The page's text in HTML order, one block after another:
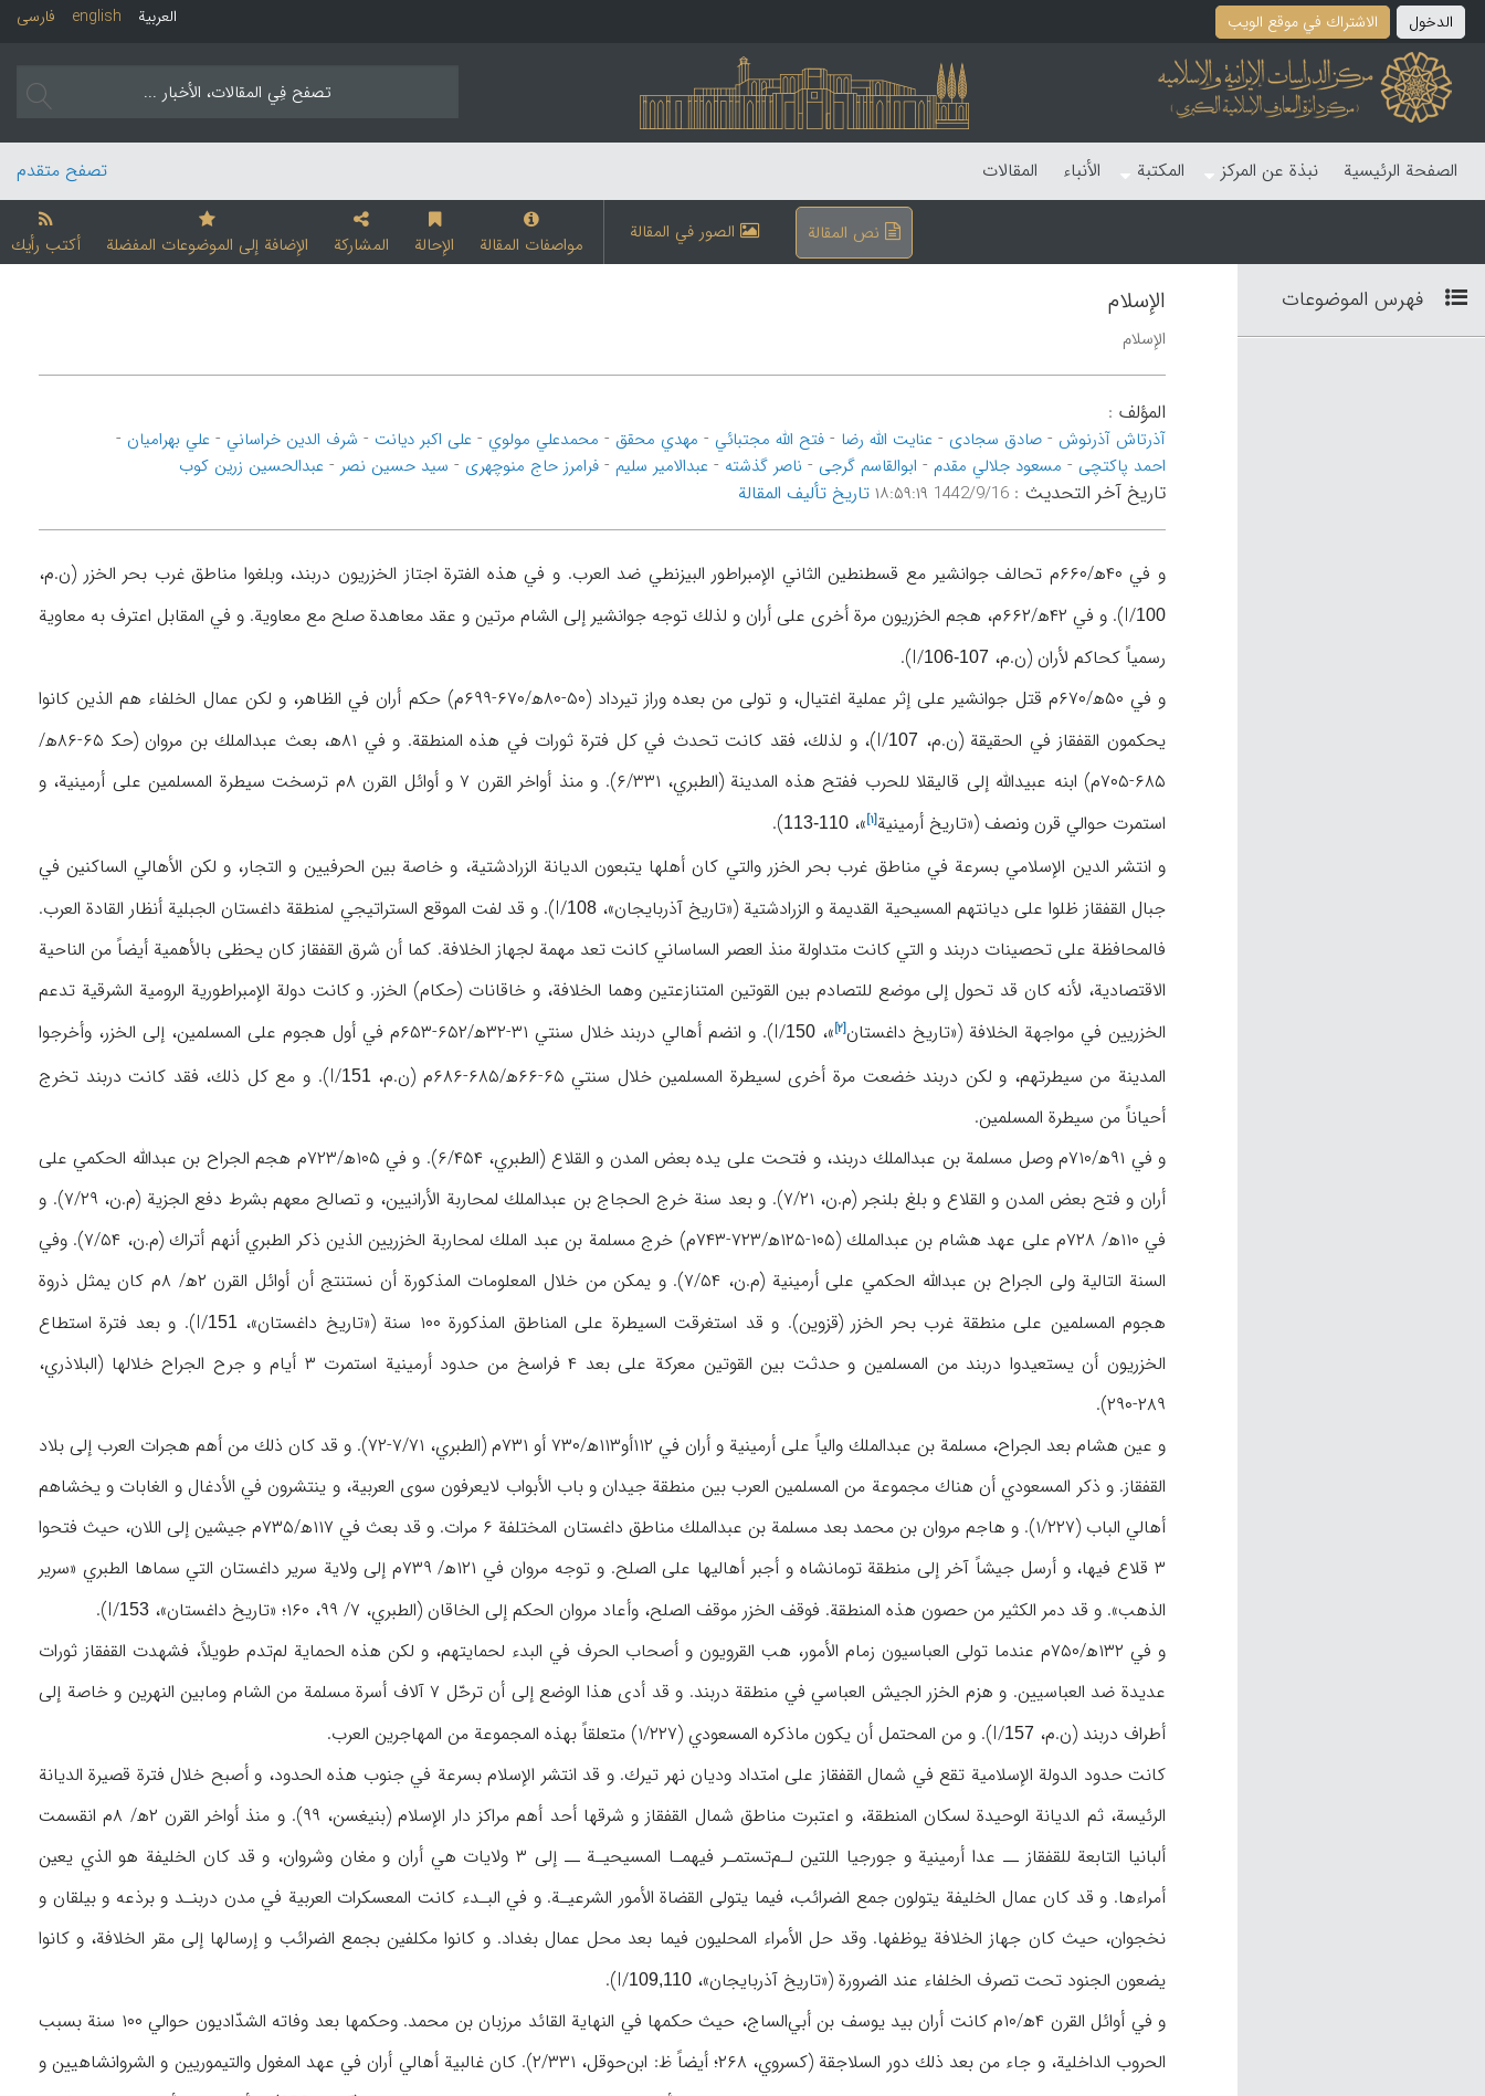
الدخول الاشتراك في موقع الویب فارسی english العربیة
الصفحة الرئیسیة نبذة عن المرکز المکتبة الأنباء المقالات تصفح متقدم
نص المقالة الصور في المقالة مواصفات المقالة الإحالة المشارکة الإضافة إلی الموضوعات المفضلة أکتب رأیك
فهرس الموضوعات الإسلام
الإسلام
المؤلف :
آذرتاش آذرنوش -صادق سجادی -عنایت الله رضا -فتح الله مجتبائي - مهدي محقق - محمدعلي مولوي -علی اکبر دیانت - شرف الدین خراساني -علي بهرامیان -
احمد پاکتچی - مسعود جلالي مقدم - ابوالقاسم گرجی - ناصر گذشته -عبدالامیر سلیم -فرامرز حاج منوچهری - سید حسین نصر -عبدالحسین زرین کوب
تاریخ آخر التحدیث :1442/9/16 ۱۸:۵۹:۱۹ تاریخ تألیف المقالة
و في ۴۰ه‍/۶۶۰م تحالف جوانشير مع قسطنطين الثاني الإمبراطور البيزنطي ضد العرب. و في هذه الفترة اجتاز الخزريون دربند، وبلغوا مناطق غرب بحر الخزر (ن.م،
I/100
). و في ۴۲ه‍/۶۶۲م، هجم الخزريون مرة أخرى على أران و لذلك توجه جوانشير إلى الشام مرتين و عقد معاهدة صلح مع معاوية. و في المقابل اعترف به معاوية
رسمياً كحاكم لأران (ن.م، I/ 106-107
).
و في ۵۰ه‍/۶۷۰م قتل جوانشير على إثر عملية اغتيال، و تولى من بعده وراز تيرداد (۵۰-۸۰ه‍/۶۷۰-۶۹۹م) حكم أران في الظاهر، و لكن عمال الخلفاء هم الذين كانوا
يحكمون القفقاز في الحقيقة (ن.م، I/ 107
)، و لذلك، فقد كانت تحدث في كل فترة ثورات في هذه المنطقة. و في ۸۱ه‍، بعث عبدالملك بن مروان (حك‍ ۶۵-۸۶ه‍/
۶۸۵-۷۰۵م) ابنه عبيدالله إلى قاليقلا للحرب ففتح هذه المدينة (الطبري، ۶/۳۳۱). و منذ أواخر القرن ۷ و أوائل القرن ۸م ترسخت سيطرة المسلمين على أرمينية، و
استمرت حوالي قرن ونصف («تاريخ أرمينية[۱] »،110-113
).
و انتشر الدين الإسلامي بسرعة في مناطق غرب بحر الخزر والتي كان أهلها يتبعون الديانة الزرادشتية، و خاصة بين الحرفيين و التجار، و لكن الأهالي الساكنين في
جبال القفقاز ظلوا على ديانتهم المسيحية القديمة و الزرادشتية («تاريخ آذربايجان»، I/ 108
). و قد لفت الموقع الستراتيجي لمنطقة داغستان الجبلية أنظار القادة العرب.
فالمحافظة على تحصينات دربند و التي كانت متداولة منذ العصر الساساني كانت تعد مهمة لجهاز الخلافة. كما أن شرق القفقاز كان يحظى بالأهمية أيضاً من الناحية
الاقتصادية، لأنه كان قد تحول إلى موضع للتصادم بين القوتين المتنازعتين وهما الخلافة، و خاقانات (حكام) الخزر. و كانت دولة الإمبراطورية الرومية الشرقية تدعم
الخزريين في مواجهة الخلافة («تاريخ داغستان[۲] »، I/ 150
). و انضم أهالي دربند خلال سنتي ۳۱-۳۲ه‍/۶۵۲-۶۵۳م في أول هجوم على المسلمين، إلى الخزر، وأخرجوا
المدينة من سيطرتهم، و لكن دربند خضعت مرة أخرى لسيطرة المسلمين خلال سنتي ۶۵-۶۶ه‍/۶۸۵-۶۸۶م (ن.م، I/
151
). و مع كل ذلك، فقد كانت دربند تخرج
أحياناً من سيطرة المسلمين.
و في ۹۱ه‍/۷۱۰م وصل مسلمة بن عبدالملك دربند، و فتحت على يده بعض المدن و القلاع (الطبري، ۶/۴۵۴). و في ۱۰۵ه‍/۷۲۳م هجم الجراح بن عبدالله الحكمي على
أران و فتح بعض المدن و القلاع و بلغ بلنجر (م.ن، ۷/۲۱). و بعد سنة خرج الحجاج بن عبدالملك لمحاربة الأرانيين، و تصالح معهم بشرط دفع الجزية (م.ن، ۷/۲۹). و
في ۱۱۰ه‍/ ۷۲۸م على عهد هشام بن ‌عبدالملك (۱۰۵-۱۲۵ه‍/۷۲۳-۷۴۳م) خرج مسلمة بن عبد الملك
لمحاربة الخزريين الذين ذكر الطبري أنهم أتراك (م.ن، ۷/۵۴). وفي
السنة التالية ولى الجراح بن عبدالله الحكمي على أرمينية (م.ن، ۷/۵۴). و يمكن من خلال المعلومات المذكورة أن نستنتج أن أوائل القرن ۲ه‍/ ۸م كان يمثل ذروة
هجوم المسلمين على منطقة غرب بحر الخزر (قزوين). و قد استغرقت السيطرة على المناطق المذكورة ۱۰۰ سنة («تاريخ داغستان»، I/
151
). و بعد فترة استطاع
الخزريون أن يستعيدوا دربند من المسلمين و حدثت بين القوتين معركة على بعد ۴ فراسخ من حدود أرمينية استمرت ۳ أيام و جرح الجراح خلالها (البلاذري،
۲۸۹-۲۹۰).
و عين هشام بعد الجراح، مسلمة بن عبدالملك والياً على أرمينية و أران في ۱۱۲أو۱۱۳ه‍/۷۳۰ أو ۷۳۱م (الطبري، ۷/۷۱-۷۲). و قد كان ذلك من أهم هجرات العرب إلى بلاد
القفقاز. و ذكر المسعودي أن هناك مجموعة من المسلمين العرب بين منطقة جيدان و باب الأبواب لايعرفون سوى العربية، و ينتشرون في الأدغال و الغابات و يخشاهم
أهالي الباب (۱/۲۲۷). و هاجم مروان بن محمد بعد مسلمة بن عبدالملك مناطق داغستان المختلفة ۶ مرات. و قد بعث في ۱۱۷ه‍/۷۳۵م جيشين إلى اللان، حيث فتحوا
۳ قلاع فيها، و أرسل جيشاً آخر إلى منطقة تومانشاه و أجبر أهاليها على الصلح. و توجه مروان في ۱۲۱ه‍/ ۷۳۹م إلى ولاية سرير داغستان التي سماها الطبري «سرير
الذهب». و قد دمر الكثير من حصون هذه المنطقة. فوقف الخزر موقف الصلح، وأعاد مروان الحكم إلى الخاقان (الطبري، ۷/ ۹۹، ۱۶۰؛ «تاريخ داغستان»، I/
153
).
و في ۱۳۲ه‍/۷۵۰م عندما تولى العباسيون زمام الأمور، هب القرويون و أصحاب الحرف في البدء لحمايتهم، و لكن هذه الحماية لم‌تدم طويلاً، فشهدت القفقاز ثورات
عديدة ضد العباسيين. و هزم الخزر الجيش العباسي في منطقة دربند. و قد أدى هذا الوضع إلى أن ترحّل ۷ آلاف أسرة مسلمة من الشام وما‌بين النهرين و خاصة إلى
أطراف دربند (ن.م، I/ 157
). و من المحتمل أن يكون ماذكره المسعودي (۱/۲۲۷) متعلقاً بهذه المجموعة من المهاجرين العرب.
كانت حدود الدولة الإسلامية تقع في شمال القفقاز على امتداد وديان نهر تيرك. و قد انتشر الإسلام بسرعة في جنوب هذه الحدود، و أصبح خلال فترة قصيرة الديانة
الرئيسة، ثم الديانة الوحيدة لسكان المنطقة، و اعتبرت مناطق شمال القفقاز و شرقها أحد أهم مراكز دار الإسلام (بنيغسن، ۹۹). و منذ أواخر القرن ۲ه‍/ ۸م انقسمت
ألبانيا التابعة للقفقاز ــ عدا أرمينية و جورجيا اللتين لـم‌تستمـر فيهمـا المسيحيـة ــ إلى ۳ ولايات هي أران و مغان وشروان، و قد كان الخليفة هو الذي يعين
أمراءها. و قد كان عمال الخليفة يتولون جمع الضرائب، فيما يتولى القضاة الأمور الشرعيـة. و في البـدء كانت المعسكرات العربية في مدن دربنـد و برذعه و بيلقان و
نخجوان، حيث كان جهاز الخلافة يوظفها. وقد حل الأمراء المحليون فيما بعد محل عمال بغداد. و كانوا مكلفين بجمع الضرائب و إرسالها إلى مقر الخلافة، و كانوا
يضعون الجنود تحت تصرف الخلفاء عند الضرورة («تاريخ آذربايجان»، I/109,110
).
و في أوائل القرن ۴ه‍/۱۰م كانت أران بيد يوسف بن أبي‌الساج، حيث حكمها في النهاية القائد مرزبان بن محمد. وحكمها بعد وفاته الشدّاديون حوالي ۱۰۰ سنة بسبب
الحروب الداخلية، و جاء من بعد ذلك دور السلاجقة (كسروي، ۲۶۸؛ أيضاً ظ: ابن‌حوقل، ۲/۳۳۱). كان غالبية أهالي أران في عهد المغول والتيموريين و الشروا‌نشاهيين و